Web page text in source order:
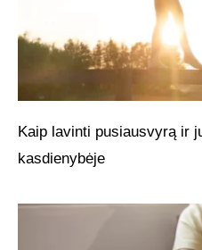
Kaip lavinti pusiausvyrą ir
kasdienybėje